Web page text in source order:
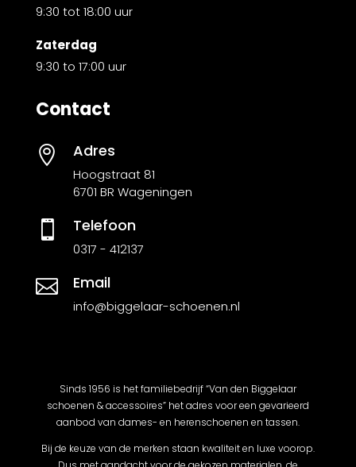
9:30 tot 18:00 uur
Zaterdag
9:30 to 17:00 uur
Contact
 Adres
Hoogstraat 81
6701 BR Wageningen
 Telefoon
0317 - 412137
 Email
info@biggelaar-schoenen.nl
Sinds 1956 is het familiebedrijf “Van den Biggelaar
schoenen & accessoires” het adres voor een gevarieerd
aanbod van dames- en herenschoenen en tassen.
Bij de keuze van de merken staan kwaliteit en luxe voorop.